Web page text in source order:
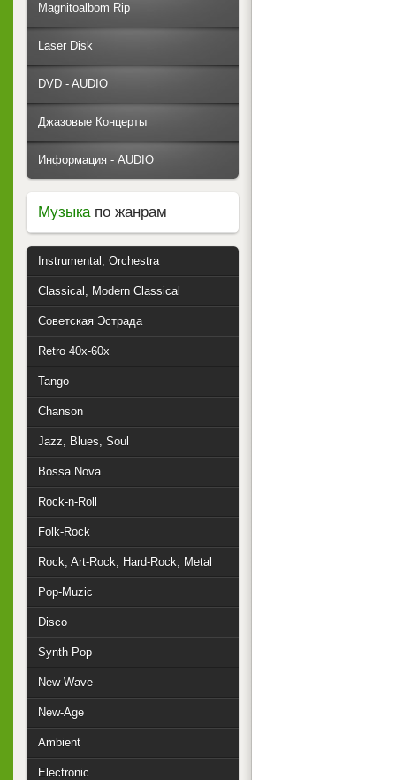
Magnitoalbom Rip
Laser Disk
DVD - AUDIO
Джазовые Концерты
Информация - AUDIO
Музыкапо жанрам
Instrumental, Orchestra
Classical, Modern Classical
Советская Эстрада
Retro 40x-60x
Tango
Chanson
Jazz, Blues, Soul
Bossa Nova
Rock-n-Roll
Folk-Rock
Rock, Art-Rock, Hard-Rock, Metal
Pop-Muzic
Disco
Synth-Pop
New-Wave
New-Age
Ambient
Electronic